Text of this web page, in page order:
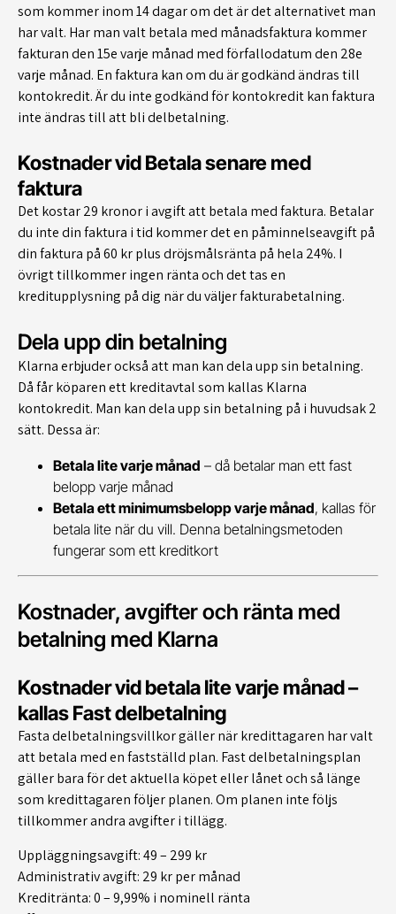
som kommer inom 14 dagar om det är det alternativet man
har valt. Har man valt betala med månadsfaktura kommer
fakturan den 15e varje månad med förfallodatum den 28e
varje månad. En faktura kan om du är godkänd ändras till
kontokredit. Är du inte godkänd för kontokredit kan faktura
inte ändras till att bli delbetalning.
Kostnader vid Betala senare med
faktura
Det kostar 29 kronor i avgift att betala med faktura. Betalar
du inte din faktura i tid kommer det en påminnelseavgift på
din faktura på 60 kr plus dröjsmålsränta på hela 24%. I
övrigt tillkommer ingen ränta och det tas en
kreditupplysning på dig när du väljer fakturabetalning.
Dela upp din betalning
Klarna erbjuder också att man kan dela upp sin betalning.
Då får köparen ett kreditavtal som kallas Klarna
kontokredit. Man kan dela upp sin betalning på i huvudsak 2
sätt. Dessa är:
Betala lite varje månad – då betalar man ett fast
belopp varje månad
Betala ett minimumsbelopp varje månad, kallas för
betala lite när du vill. Denna betalningsmetoden
fungerar som ett kreditkort
Kostnader, avgifter och ränta med
betalning med Klarna
Kostnader vid betala lite varje månad –
kallas Fast delbetalning
Fasta delbetalningsvillkor gäller när kredittagaren har valt
att betala med en fastställd plan. Fast delbetalningsplan
gäller bara för det aktuella köpet eller lånet och så länge
som kredittagaren följer planen. Om planen inte följs
tillkommer andra avgifter i tillägg.
Uppläggningsavgift: 49 – 299 kr
Administrativ avgift: 29 kr per månad
Kreditränta: 0 – 9,99% i nominell ränta